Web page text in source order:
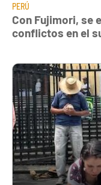
PERÚ
Con Fujimori, se
conflictos en el